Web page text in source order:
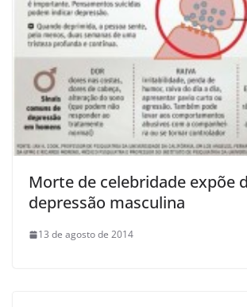
Morte de celebridade expõe
depressão masculina
13 de agosto de 2014